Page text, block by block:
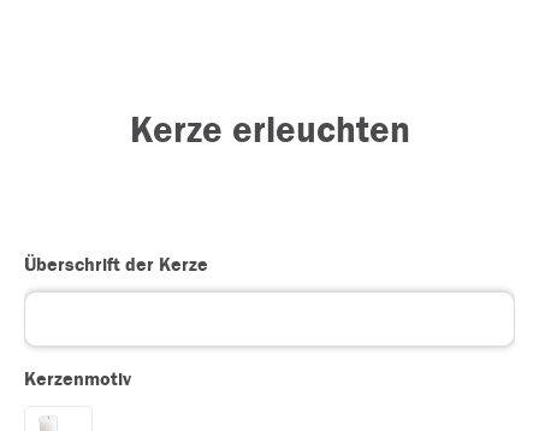
Kerze erleuchten
Überschrift der Kerze
Kerzenmotiv